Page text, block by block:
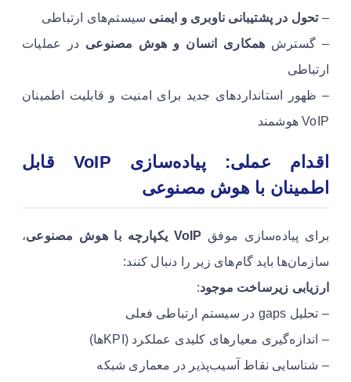
–تحول در پشتیبانی ناوبری و ایمنی سیستم‌های ارتباطی
– گسترش همکاری انسان و هوش مصنوعی در عملیات
ارتباطی
– ظهور استانداردهای جدید برای امنیت و قابلیت اطمینان
VoIP هوشمند
اقدام عملی: پیاده‌سازی VoIP قابل
اطمینان با هوش مصنوعی
برای پیاده‌سازی موفق VoIP یکپارچه با هوش مصنوعی
،
سازمان‌ها باید گام‌های زیر را دنبال کنند:
ارزیابی زیرساخت موجود:
– تحلیل gaps در سیستم ارتباطی فعلی
– اندازه‌گیری معیارهای کلیدی عملکرد (KPIها)
– شناسایی نقاط آسیب‌پذیر در معماری شبکه